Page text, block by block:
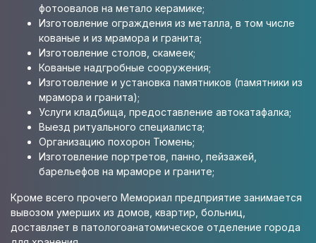
фотоовалов на метало керамике;
Изготовление ограждения из металла, в том числе
кованые и из мрамора и гранита;
Изготовление столов, скамеек;
Кованые надгробные сооружения;
Изготовление и установка памятников (памятники из
мрамора и гранита);
Услуги кладбища, предоставление автокатафалка;
Выезд ритуального специалиста;
Организацию похорон Тюмень;
Изготовление портретов, панно, пейзажей,
барельефов на мраморе и граните;
Кроме всего прочего Мемориал предприятие занимается
вывозом умерших из домов, квартир, больниц,
доставляет в патологоанатомическое отделение города